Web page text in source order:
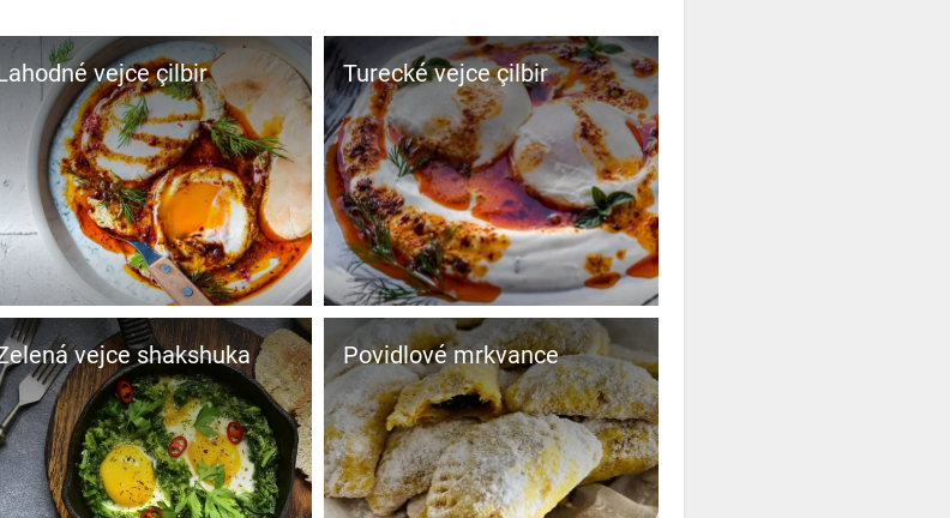
vejce çilbir Turecké vejce çilbir
vejce shakshuka Povidlové mrkvance